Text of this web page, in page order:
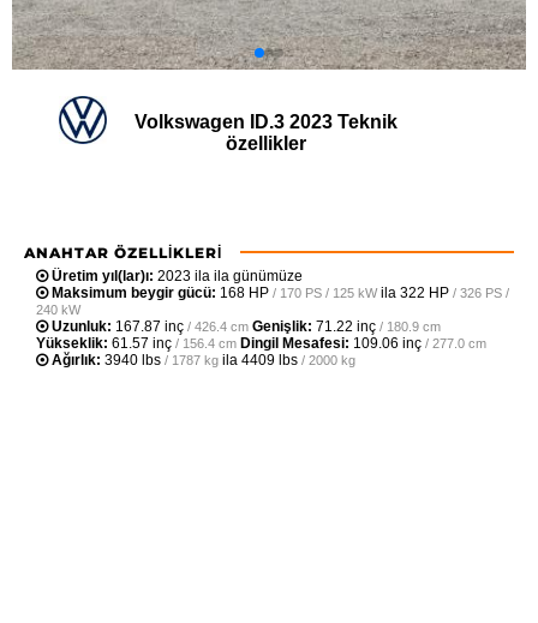
Volkswagen ID.3 2023 Teknik
özellikler
ANAHTAR ÖZELLIKLERI
Üretim yıl(lar)ı: 2023 ila ila günümüze
Maksimum beygir gücü: 168 HP / 170 PS / 125 kWila 322 HP / 326 PS /
240 kW
Uzunluk: 167.87 inç / 426.4 cm Genişlik: 71.22 inç / 180.9 cm
Yükseklik: 61.57 inç / 156.4 cm Dingil Mesafesi: 109.06 inç / 277.0 cm
Ağırlık: 3940 lbs / 1787 kg ila 4409 lbs / 2000 kg